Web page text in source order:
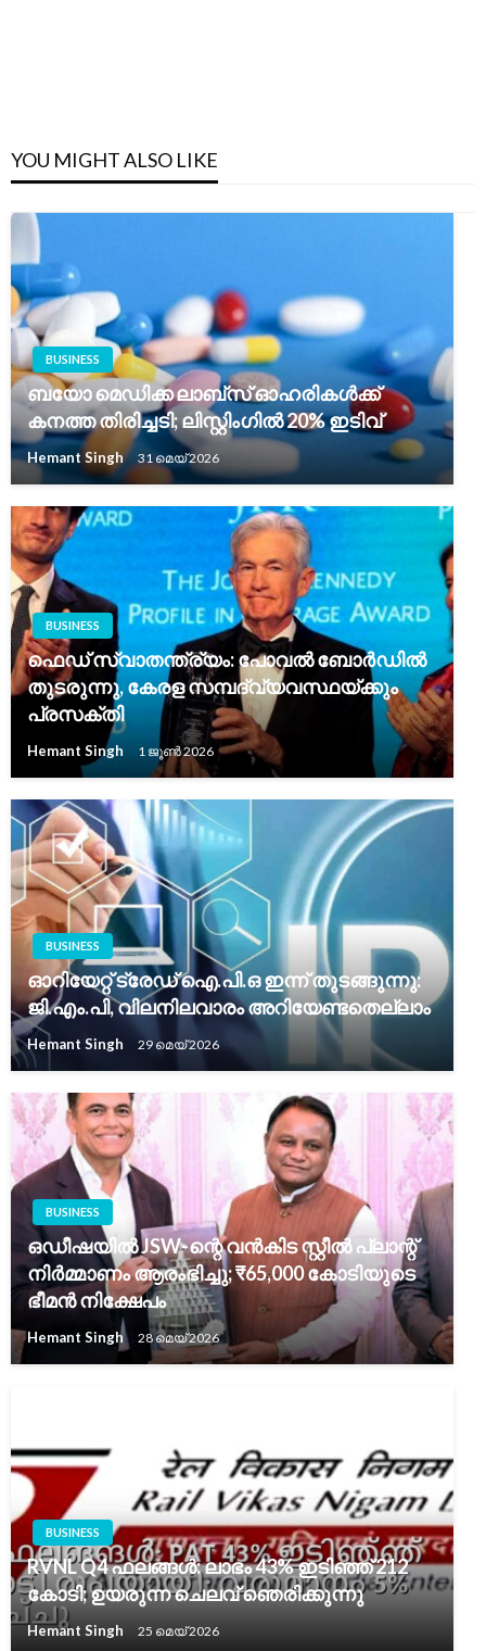
YOU MIGHT ALSO LIKE
BUSINESS
ബയോ മെഡിക്ക ലാബ്സ് ഓഹരികൾക്ക്
കനത്ത തിരിച്ചടി; ലിസ്റ്റിംഗിൽ 20% ഇടിവ്
Hemant Singh 31 മെയ്‌ 2026
BUSINESS
ഫെഡ് സ്വാതന്ത്ര്യം: പോവൽ ബോർഡിൽ
തുടരുന്നു, കേരള സമ്പദ്‌വ്യവസ്ഥയ്ക്കും
പ്രസക്തി
Hemant Singh 1 ജൂൺ 2026
BUSINESS
ഓറിയേറ്റ് ട്രേഡ് ഐ.പി.ഒ ഇന്ന് തുടങ്ങുന്നു:
ജി.എം.പി, വിലനിലവാരം അറിയേണ്ടതെല്ലാം
Hemant Singh 29 മെയ്‌ 2026
BUSINESS
ഒഡീഷയിൽ JSW-ന്റെ വൻകിട സ്റ്റീൽ പ്ലാന്റ്
നിർമ്മാണം ആരംഭിച്ചു; ₹65,000 കോടിയുടെ
ഭീമൻ നിക്ഷേപം
Hemant Singh 28 മെയ്‌ 2026
BUSINESS
RVNL Q4 ഫലങ്ങള്‍: ലാഭം 43% ഇടിഞ്ഞ് 212
കോടി; ഉയരുന്ന ചെലവ് ഞെരിക്കുന്നു
Hemant Singh 25 മെയ്‌ 2026